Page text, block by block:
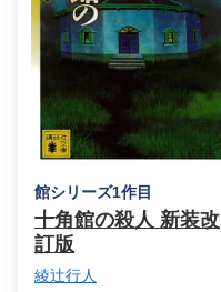
館シリーズ1作目
十角館の殺人 新装改
訂版
綾辻行人